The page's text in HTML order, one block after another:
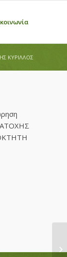
ΚΥΡΙΛΛΟΣ